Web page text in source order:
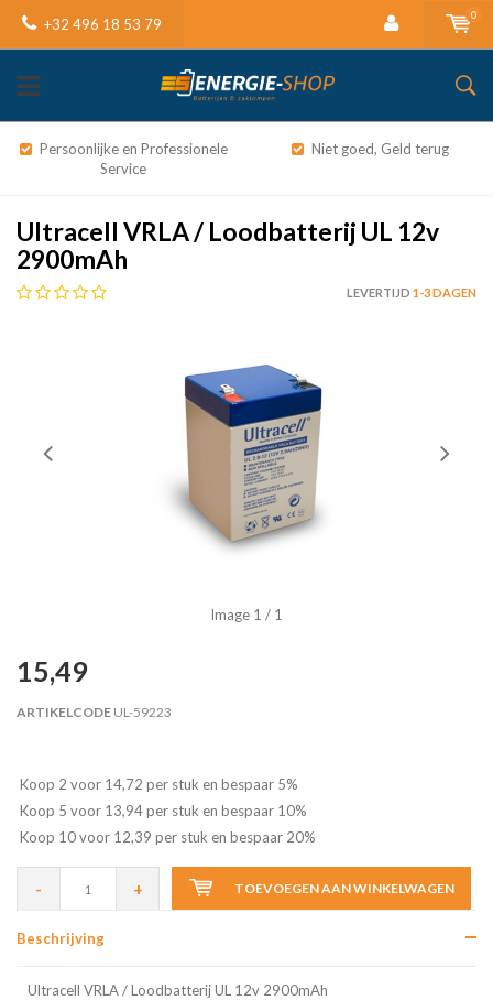
+32 496 18 53 79
0
Persoonlijke en Professionele
Service
Niet goed, Geld terug
Ultracell VRLA / Loodbatterij UL 12v
2900mAh
LEVERTIJD 1-3 DAGEN
Image 1 / 1
15,49
ARTIKELCODE UL-59223
Koop 2 voor 14,72 per stuk en bespaar 5%
Koop 5 voor 13,94 per stuk en bespaar 10%
Koop 10 voor 12,39 per stuk en bespaar 20%
- + TOEVOEGEN AAN WINKELWAGEN
Beschrijving
Ultracell VRLA / Loodbatterij UL 12v 2900mAh